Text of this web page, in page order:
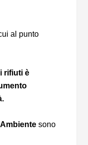
al punto
rifiuti è
sono